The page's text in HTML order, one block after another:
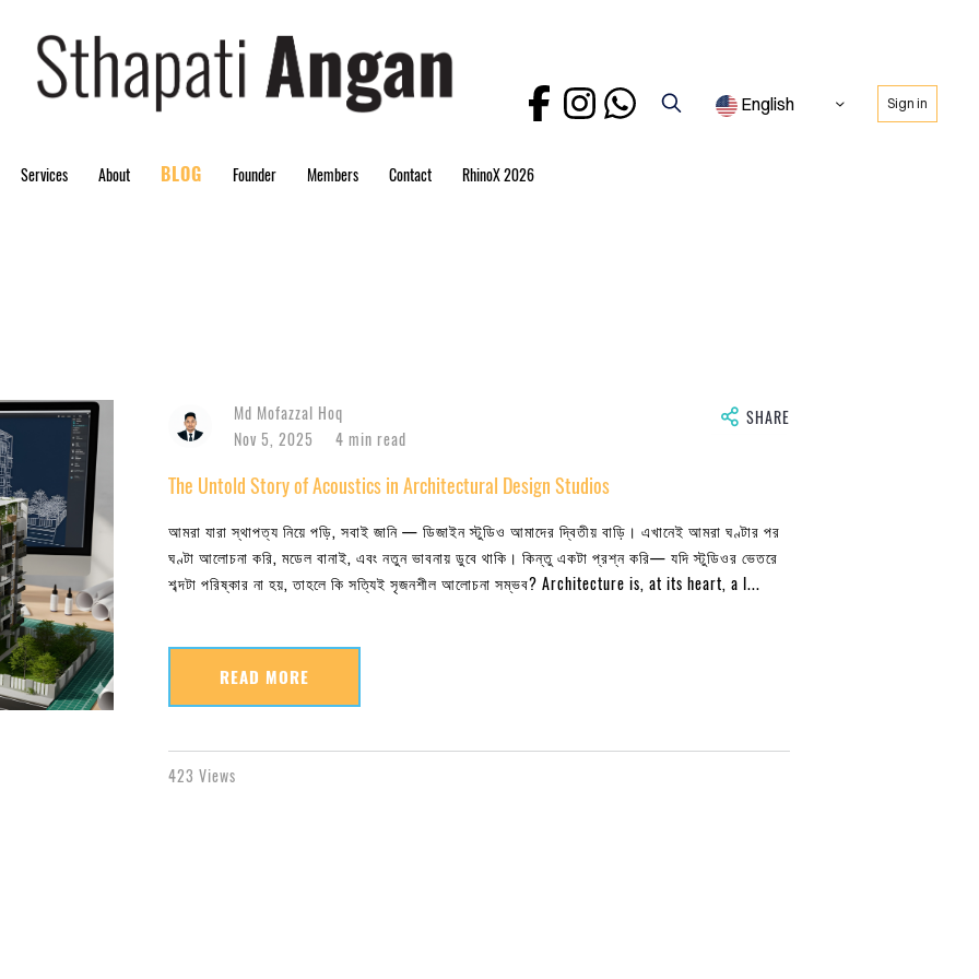
Services About BLOG Founder Members Contact RhinoX 2026
English Sign in
Md Mofazzal Hoq
Nov 5, 2025
4 min read
SHARE
The Untold Story of Acoustics in Architectural Design Studios
আমরা যারা স্থাপত্য নিয়ে পড়ি, সবাই জানি — ডিজাইন স্টুডিও আমাদের দ্বিতীয় বাড়ি। এখানেই আমরা ঘণ্টার পর
ঘণ্টা আলোচনা করি, মডেল বানাই, এবং নতুন ভাবনায় ডুবে থাকি। কিন্তু একটা প্রশ্ন করি— যদি স্টুডিওর ভেতরে
শব্দটা পরিষ্কার না হয়, তাহলে কি সত্যিই সৃজনশীল আলোচনা সম্ভব? Architecture is, at its heart, a l...
READ MORE
423 Views